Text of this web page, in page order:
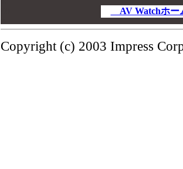
AV Watchホ
Copyright (c) 2003 Impress